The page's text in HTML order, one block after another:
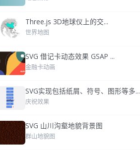
Three.js 3D地球仪上的交...
世界地图
SVG 借记卡动态效果 GSAP ...
金融卡动画
SVG实现包括纸屑、符号、图形等多...
庆祝效果
SVG 山川沟壑地貌背景图
群山地貌图